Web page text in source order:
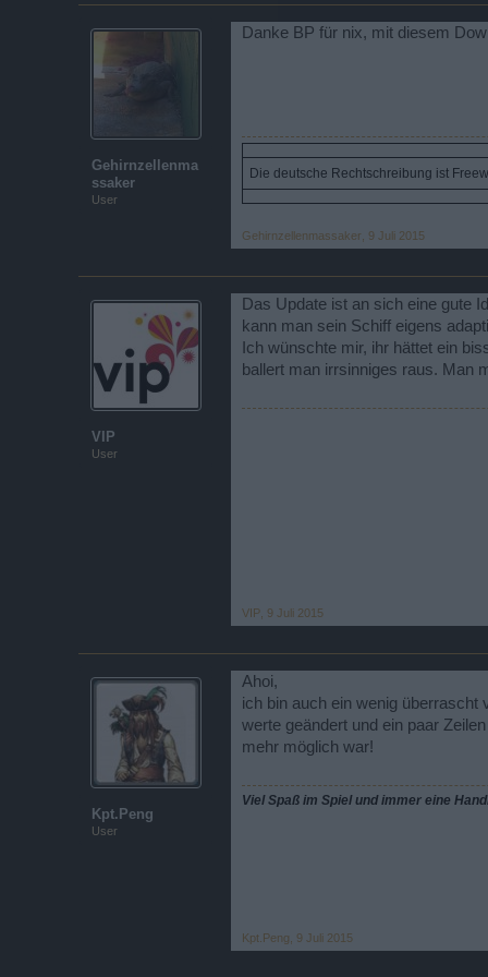
Gehirnzellenma
ssaker
User
Danke BP für nix, mit diesem
Die deutsche Rechtschreibung ist
Gehirnzellenmassaker 9 Juli 2015
VIP
User
Das Update ist an sich eine gute
kann man sein Schiff eigens
Ich wünschte mir, ihr hättet ein
ballert man irrsinniges raus. Man
VIP 9 Juli 2015
Kpt.Peng
User
Ahoi,
ich bin auch ein wenig überrascht
werte geändert und ein paar
mehr möglich war!
Viel Spaß im Spiel und immer eine
Kpt.Peng 9 Juli 2015